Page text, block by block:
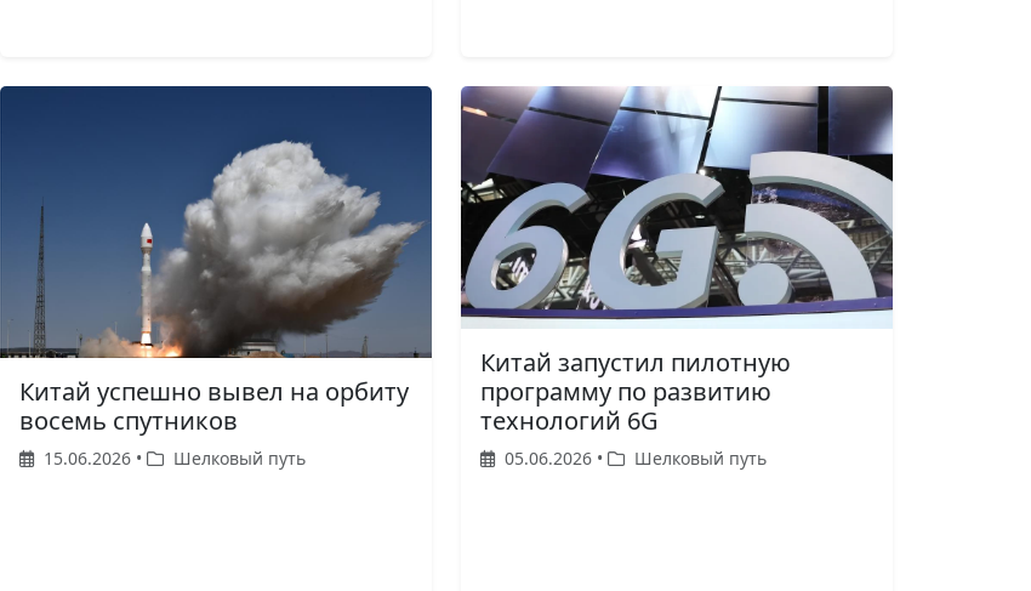
Китай успешно вывел на орбиту
восемь спутников
15.06.2026 • Шелковый путь
Китай запустил пилотную
программу по развитию
технологий 6G
05.06.2026 • Шелковый путь